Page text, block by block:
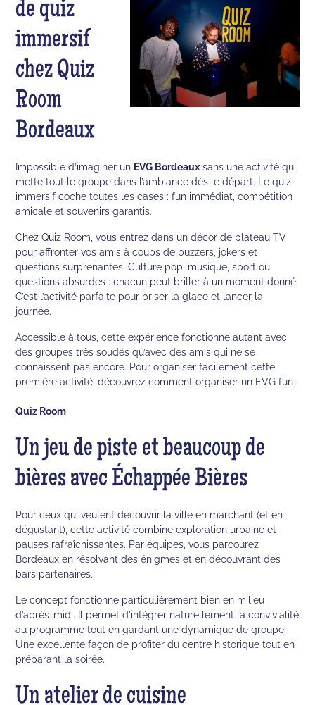
de quiz
immersif
chez Quiz
Room
Bordeaux
Impossible d’imaginer un EVG Bordeaux sans une activité qui
mette tout le groupe dans l’ambiance dès le départ. Le quiz
immersif coche toutes les cases : fun immédiat, compétition
amicale et souvenirs garantis.
Chez Quiz Room, vous entrez dans un décor de plateau TV
pour affronter vos amis à coups de buzzers, jokers et
questions surprenantes. Culture pop, musique, sport ou
questions absurdes : chacun peut briller à un moment donné.
C’est l’activité parfaite pour briser la glace et lancer la
journée.
Accessible à tous, cette expérience fonctionne autant avec
des groupes très soudés qu’avec des amis qui ne se
connaissent pas encore. Pour organiser facilement cette
première activité, découvrez comment organiser un EVG fun :
Quiz Room
Un jeu de piste et beaucoup de
bières avec Échappée Bières
Pour ceux qui veulent découvrir la ville en marchant (et en
dégustant), cette activité combine exploration urbaine et
pauses rafraîchissantes. Par équipes, vous parcourez
Bordeaux en résolvant des énigmes et en découvrant des
bars partenaires.
Le concept fonctionne particulièrement bien en milieu
d’après-midi. Il permet d’intégrer naturellement la convivialité
au programme tout en gardant une dynamique de groupe.
Une excellente façon de profiter du centre historique tout en
préparant la soirée.
Un atelier de cuisine